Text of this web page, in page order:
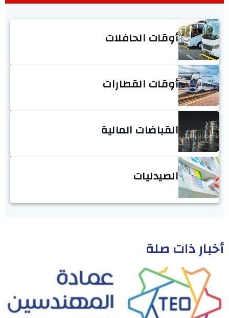
أوقات الحافلات
أوقات القطارات
القباضات المالية
الصيدليات
أخبار ذات صلة